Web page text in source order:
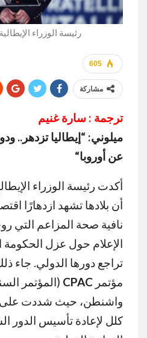
رئيسة الوزراء
605
مشاركة
ترجمة : سارة غنيم
ميلوني: “إيطاليا تزدهر..
عن أوروبا“
أكدت رئيسة الوزراء
أن بلادها تشهد ازدهارًا
نافية صحة المزاعم التي
الإعلام حول عزل الحكومة
تراجع دورها الدولي. جاء
مؤتمر CPAC (المؤتمر
واشنطن، حيث شددت على
كلل لإعادة تأسيس الدور